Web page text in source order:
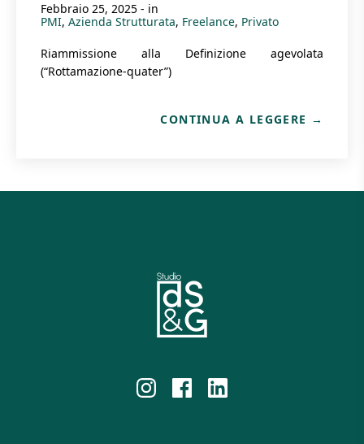
febbraio 25, 2025 - in
PMI Azienda Strutturata Freelance Privato
Riammissione alla Definizione agevolata
(“Rottamazione-quater”)
CONTINUA A LEGGERE